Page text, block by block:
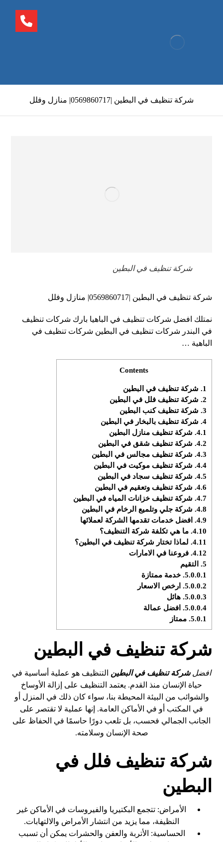
شركة تنظيف في البطين |0569860717| منازل وفلل
شركة تنظيف في البطين
شركة تنظيف في البطين |0569860717| منازل وفلل
نمتلك افضل شركات تنظيف في الباهيا بارك شركات تنظيف
في البندر شركات تنظيف في البطين شركات تنظيف في
الباهية …
Contents
1. شركة تنظيف في البطين
2. شركة تنظيف فلل في البطين
3. شركة تنظيف كنب البطين
4. شركة تنظيف بالبخار في البطين
4.1. شركة تنظيف منازل البطين
4.2. شركة تنظيف شقق في البطين
4.3. شركة تنظيف مجالس في البطين
4.4. شركة تنظيف موكيت في البطين
4.5. شركة تنظيف سجاد في البطين
4.6. شركة تنظيف وتعقيم في البطين
4.7. شركة تنظيف خزانات المياه في البطين
4.8. شركة جلي وتلميع الرخام في البطين
4.9.
افضل خدمات تقدمها الشركة لعملائها
4.10. ما هي تكلفة شركة التنظيف؟
4.11. لماذا تختار شركة تنظيف في البطين؟
4.12. فروعنا في الامارات
5.
التقيم
5.0.0.1. خدمة ممتازة
5.0.0.2.
ارخص الاسعار
5.0.0.3. هائل
5.0.0.4.
افضل عمالة
5.0.1. ممتاز
شركة تنظيف في البطين
افضلشركة تنظيف فيالبطين التنظيف هو عملية أساسية في
حياة الإنسان منذ القدم. يعتمد التنظيف على إزالة الأوساخ
والشوائب من البيئة المحيطة بنا، سواء كان ذلك في المنزل أو
في المكتب أو في الأماكن العامة. إنها عملية لا تقتصر على
الجانب الجمالي فحسب، بل تلعب دورًا حاسمًا في الحفاظ على
صحة الإنسان وسلامته.
شركة تنظيف فلل في
البطين
الأمراض: تتجمع البكتيريا والفيروسات في الأماكن غير
النظيفة، مما يزيد من انتشار الأمراض والالتهابات.
الحساسية: الأتربة والعفن والحشرات يمكن أن تسبب